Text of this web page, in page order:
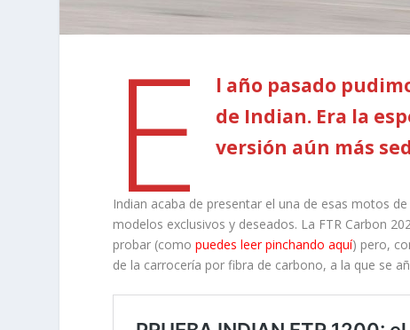
E
l año pasado
de Indian. Era la
versión aún más
Indian acaba de presentar el una de esas motos
modelos exclusivos y deseados. La FTR Carbon
probar (comopuedes leer pinchando aquí) pero,
de la carrocería por fibra de carbono, a la que se